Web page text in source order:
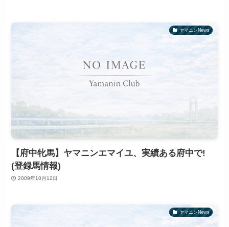
ヤマニンNews
【府中牝馬】ヤマニンエマイユ、実績ある府中で!
(登録馬情報)
2009年10月12日
ヤマニンNews